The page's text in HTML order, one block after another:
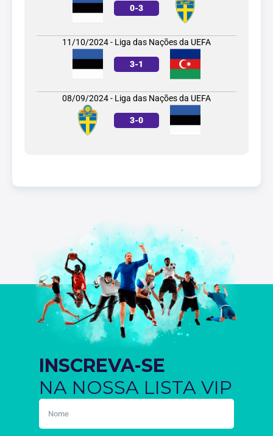
0-3
11/10/2024 - Liga das Nações da UEFA
3-1
08/09/2024 - Liga das Nações da UEFA
3-0
INSCREVA-SE
NA NOSSA LISTA VIP